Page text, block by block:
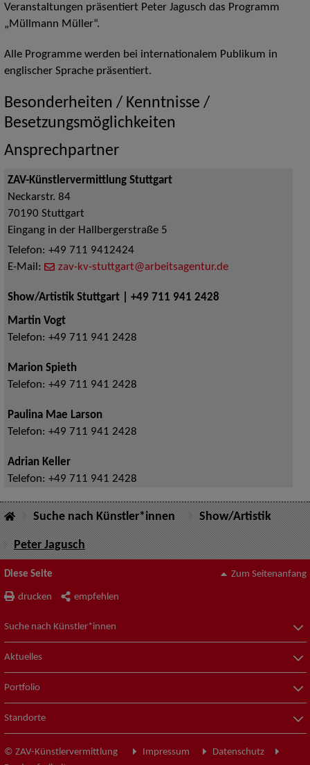
Veranstaltungen präsentiert Peter Jagusch das Programm
„Müllmann Müller“.
Alle Programme werden bei internationalem Publikum in
englischer Sprache präsentiert.
Besonderheiten / Kenntnisse /
Besetzungsmöglichkeiten
Ansprechpartner
ZAV-Künstlervermittlung Stuttgart
Neckarstr. 84
70190 Stuttgart
Eingang in der Hallbergerstraße 5
Telefon: +49 711 9412424
E-Mail:
zav-kv-stuttgart@arbeitsagentur.de
Show/Artistik Stuttgart | +49 711 941 2428
Martin Vogt
Telefon: +49 711 941 2428
Marion Spieth
Telefon: +49 711 941 2428
Paulina Mae Larson
Telefon: +49 711 941 2428
Adrian Keller
Telefon: +49 711 941 2428
Suche nach Künstler*innen Show/Artistik
Peter Jagusch
Diese Seite
drucken empfehlen
Zum Seitenanfang
Suche nach Künstler*innen
Aktuelles
Portfolio
Standorte
© ZAV-Künstlervermittlung Impressum
Datenschutz